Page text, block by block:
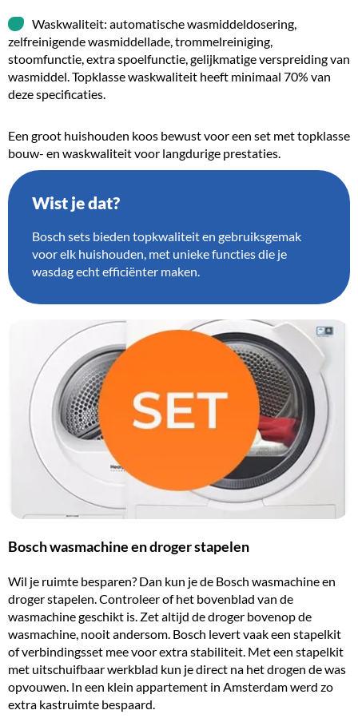
Waskwaliteit: automatische wasmiddeldosering,
zelfreinigende wasmiddellade, trommelreiniging,
stoomfunctie, extra spoelfunctie, gelijkmatige verspreiding van
wasmiddel. Topklasse waskwaliteit heeft minimaal 70% van
deze specificaties.
Een groot huishouden koos bewust voor een set met topklasse
bouw- en waskwaliteit voor langdurige prestaties.
Wist je dat?
Bosch sets bieden topkwaliteit en gebruiksgemak
voor elk huishouden, met unieke functies die je
wasdag echt efficiënter maken.
Bosch wasmachine en droger stapelen
Wil je ruimte besparen? Dan kun je de Bosch wasmachine en
droger stapelen. Controleer of het bovenblad van de
wasmachine geschikt is. Zet altijd de droger bovenop de
wasmachine, nooit andersom. Bosch levert vaak een stapelkit
of verbindingsset mee voor extra stabiliteit. Met een stapelkit
met uitschuifbaar werkblad kun je direct na het drogen de was
opvouwen. In een klein appartement in Amsterdam werd zo
extra kastruimte bespaard.